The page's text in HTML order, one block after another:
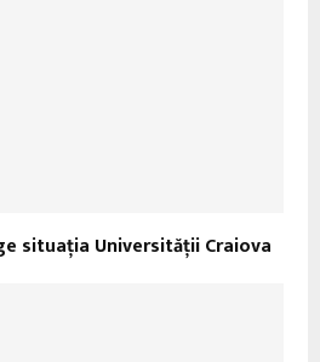
situaţia Universităţii Craiova